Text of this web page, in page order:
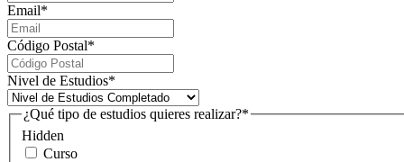
Email*
Código Postal*
Nivel de Estudios*
Hidden
¿Qué tipo de estudios quieres realizar?*
Curso